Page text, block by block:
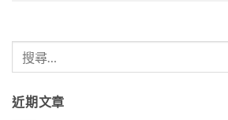
近期文章